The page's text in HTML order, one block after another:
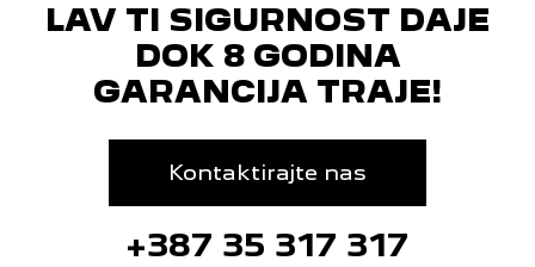
LAV TI SIGURNOST DAJE
DOK 8 GODINA
GARANCIJA TRAJE!
Kontaktirajte nas
+387 35 317 317